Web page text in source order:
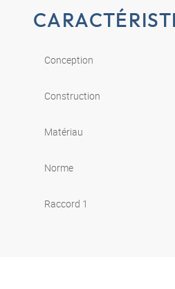
Conception
Construction
Matériau
Norme
Raccord 1